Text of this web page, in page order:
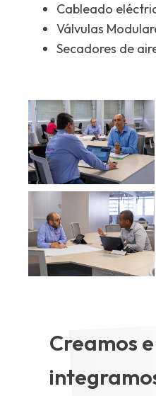
Cableado
Válvulas
Secadores de
Creamos e